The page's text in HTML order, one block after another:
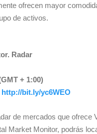
ofrecen mayor
de activos.
Radar
+ 1:00)
http://bit.ly/yc6WEO
de mercados que ofrece
Market Monitor, podrás